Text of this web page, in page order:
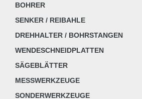
BOHRER
SENKER / REIBAHLE
DREHHALTER / BOHRSTANGEN
WENDESCHNEIDPLATTEN
SÄGEBLÄTTER
MESSWERKZEUGE
SONDERWERKZEUGE